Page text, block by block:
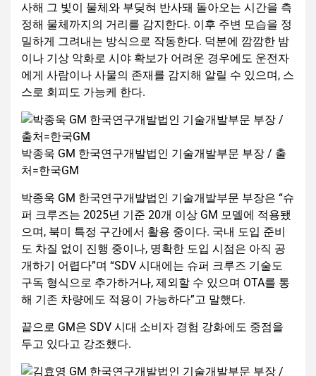
사해 그 빛이 물체와 부딪혀 반사돼 돌아오는 시간을 측
정해 물체까지의 거리를 감지한다. 이후 주변 모습을 정
밀하게 그려내는 방식으로 작동한다. 덕분에 깜깜한 밤
이나 기상 악화로 시야 확보가 어려운 경우에도 운전자
에게 사람이나 사물의 존재를 감지해 알릴 수 있으며, 스
스로 회피도 가능케 한다.
박종욱 GM 한국연구개발법인 기술개발부문 부장 / 출
처=한국GM
박종욱 GM 한국연구개발법인 기술개발부문 부장은 “슈
퍼 크루즈는 2025년 기준 20개 이상 GM 모델에 적용됐
으며, 북미 특정 구간에서 활용 중이다. 국내 도입 준비
도 차질 없이 진행 중이나, 명확한 도입 시점은 아직 공
개하기 어렵다”며 “SDV 시대에는 슈퍼 크루즈 기술도
구독 형식으로 추가하거나, 제외할 수 있으며 OTA를 통
해 기존 차량에도 적용이 가능하다”고 말했다.
끝으로 GM은 SDV 시대 소비자 경험 강화에도 중점을
두고 있다고 강조했다.